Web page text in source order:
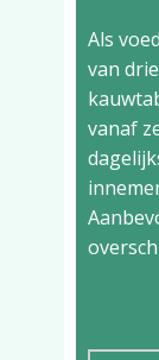
Als
van
vanaf